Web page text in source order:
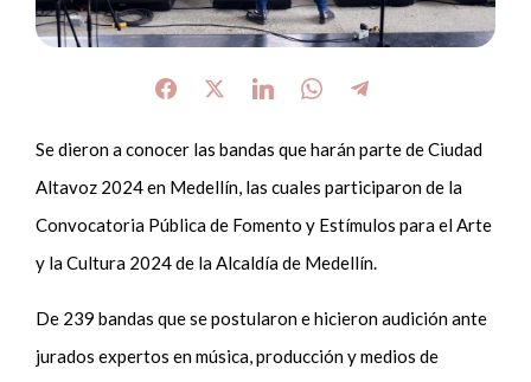
Se dieron a conocer las bandas que harán parte de Ciudad
Altavoz 2024 en Medellín, las cuales participaron de la
Convocatoria Pública de Fomento y Estímulos para el Arte
y la Cultura 2024 de la Alcaldía de Medellín.
De 239 bandas que se postularon e hicieron audición ante
jurados expertos en música, producción y medios de